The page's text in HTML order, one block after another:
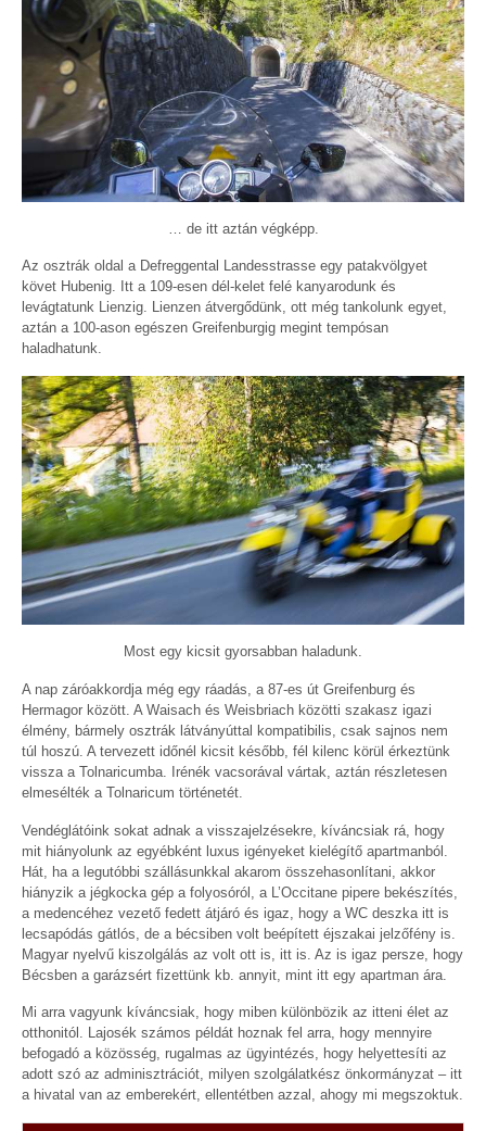
… de itt aztán végképp.
Az osztrák oldal a Defreggental Landesstrasse egy patakvölgyet
követ Hubenig. Itt a 109-esen dél-kelet felé kanyarodunk és
levágtatunk Lienzig. Lienzen átvergődünk, ott még tankolunk egyet,
aztán a 100-ason egészen Greifenburgig megint tempósan
haladhatunk.
Most egy kicsit gyorsabban haladunk.
A nap záróakkordja még egy ráadás, a 87-es út Greifenburg és
Hermagor között. A Waisach és Weisbriach közötti szakasz igazi
élmény, bármely osztrák látványúttal kompatibilis, csak sajnos nem
túl hoszú. A tervezett időnél kicsit később, fél kilenc körül érkeztünk
vissza a Tolnaricumba. Irénék vacsorával vártak, aztán részletesen
elmesélték a Tolnaricum történetét.
Vendéglátóink sokat adnak a visszajelzésekre, kíváncsiak rá, hogy
mit hiányolunk az egyébként luxus igényeket kielégítő apartmanból.
Hát, ha a legutóbbi szállásunkkal akarom összehasonlítani, akkor
hiányzik a jégkocka gép a folyosóról, a L’Occitane pipere bekészítés,
a medencéhez vezető fedett átjáró és igaz, hogy a WC deszka itt is
lecsapódás gátlós, de a bécsiben volt beépített éjszakai jelzőfény is.
Magyar nyelvű kiszolgálás az volt ott is, itt is. Az is igaz persze, hogy
Bécsben a garázsért fizettünk kb. annyit, mint itt egy apartman ára.
Mi arra vagyunk kíváncsiak, hogy miben különbözik az itteni élet az
otthonitól. Lajosék számos példát hoznak fel arra, hogy mennyire
befogadó a közösség, rugalmas az ügyintézés, hogy helyettesíti az
adott szó az adminisztrációt, milyen szolgálatkész önkormányzat – itt
a hivatal van az emberekért, ellentétben azzal, ahogy mi megszoktuk.